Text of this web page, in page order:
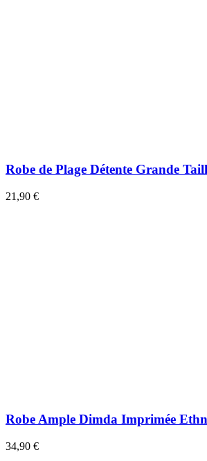
Robe de Plage Détente Grande
21,90 €
Robe Ample Dimda Imprimée
34,90 €